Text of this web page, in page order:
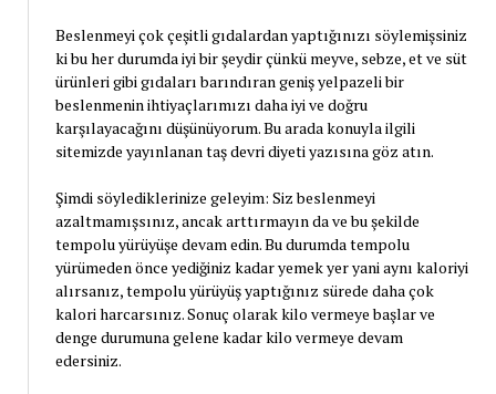
Beslenmeyi çok çeşitli gıdalardan yaptığınızı söylemişsiniz
ki bu her durumda iyi bir şeydir çünkü meyve, sebze, et ve süt
ürünleri gibi gıdaları barındıran geniş yelpazeli bir
beslenmenin ihtiyaçlarımızı daha iyi ve doğru
karşılayacağını düşünüyorum. Bu arada konuyla ilgili
sitemizde yayınlanan taş devri diyeti yazısına göz atın.
Şimdi söylediklerinize geleyim: Siz beslenmeyi
azaltmamışsınız, ancak arttırmayın da ve bu şekilde
tempolu yürüyüşe devam edin. Bu durumda tempolu
yürümeden önce yediğiniz kadar yemek yer yani aynı kaloriyi
alırsanız, tempolu yürüyüş yaptığınız sürede daha çok
kalori harcarsınız. Sonuç olarak kilo vermeye başlar ve
denge durumuna gelene kadar kilo vermeye devam
edersiniz.